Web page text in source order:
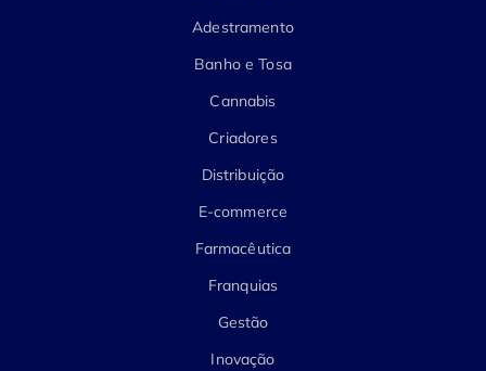
Adestramento
Banho e Tosa
Cannabis
Criadores
Distribuição
E-commerce
Farmacêutica
Franquias
Gestão
Inovação